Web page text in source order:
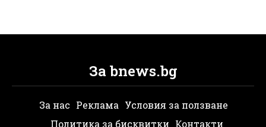
За bnews.bg
За нас Реклама Условия за ползване
Политика за бисквитки Контакти